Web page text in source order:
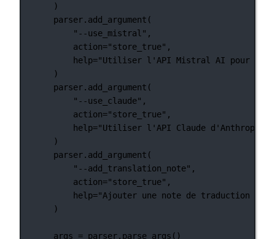
)
parser.add_argument(
"--use_mistral" ,
action="store_true" ,
help="Utiliser l'API Mistral AI pour la
)
parser.add_argument(
"--use_claude" ,
action="store_true" ,
help="Utiliser l'API Claude d'Anthropic
)
parser.add_argument(
"--add_translation_note" ,
action="store_true" ,
help="Ajouter une note de traduction au
)
args = parser.parse_args()